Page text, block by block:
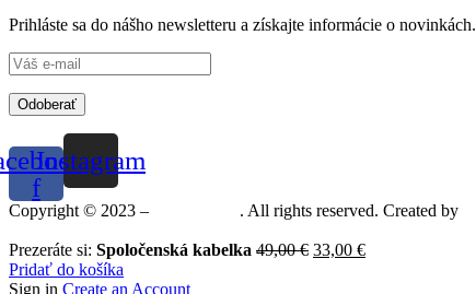
Prihláste sa do nášho newsletteru a získajte informácie o novinkách.
Odoberať
f
Instagram
Copyright © 2023 – . All rights reserved. Created by
Prezeráte si: Spoločenská kabelka 49,00€ 33,00 €
Pridať do košíka
Sign in Create an Account